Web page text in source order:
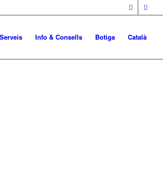
Serveis Info & Consells Botiga Català